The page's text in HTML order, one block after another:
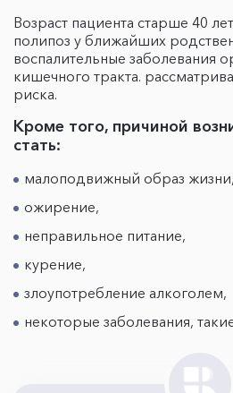
Возраст пациента старше 40
полипоз у ближайших
воспалительные заболевания
кишечного тракта.
риска.
Кроме того, причиной
стать:
малоподвижный образ жизни,
ожирение,
неправильное питание,
курение,
злоупотребление алкоголем,
некоторые заболевания,